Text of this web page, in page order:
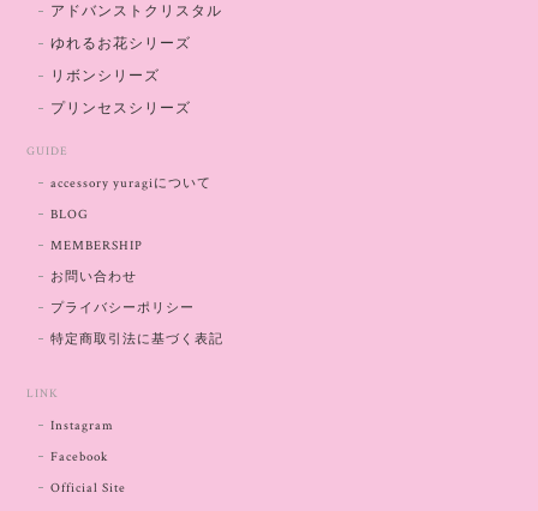
アドバンストクリスタル
ゆれるお花シリーズ
リボンシリーズ
プリンセスシリーズ
GUIDE
accessory yuragiについて
BLOG
MEMBERSHIP
お問い合わせ
プライバシーポリシー
特定商取引法に基づく表記
LINK
Instagram
Facebook
Official Site